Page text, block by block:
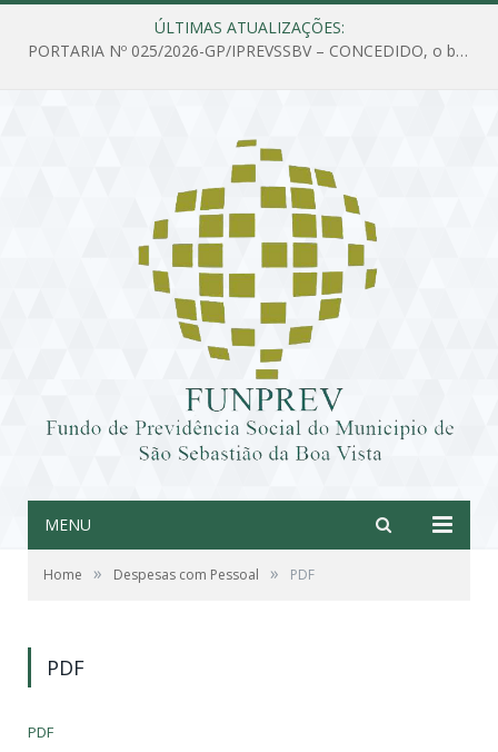
ÚLTIMAS ATUALIZAÇÕES:
PORTARIA Nº 025/2026-GP/IPREVSSBV – CONCEDIDO, o benefício de PENSÃO a MARIA ESTELA DOS SANTOS SOUZA
MENU
Home » Despesas com Pessoal » PDF
PDF
PDF